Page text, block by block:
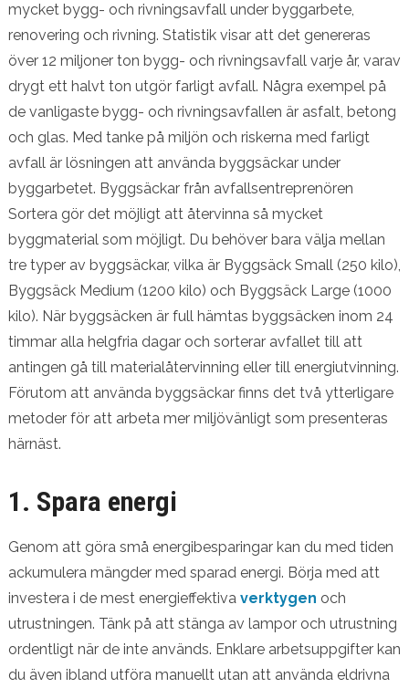
mycket bygg- och rivningsavfall under byggarbete,
renovering och rivning. Statistik visar att det genereras
över 12 miljoner ton bygg- och rivningsavfall varje år, varav
drygt ett halvt ton utgör farligt avfall. Några exempel på
de vanligaste bygg- och rivningsavfallen är asfalt, betong
och glas. Med tanke på miljön och riskerna med farligt
avfall är lösningen att använda byggsäckar under
byggarbetet. Byggsäckar från avfallsentreprenören
Sortera gör det möjligt att återvinna så mycket
byggmaterial som möjligt. Du behöver bara välja mellan
tre typer av byggsäckar, vilka är Byggsäck Small (250 kilo),
Byggsäck Medium (1200 kilo) och Byggsäck Large (1000
kilo). När byggsäcken är full hämtas byggsäcken inom 24
timmar alla helgfria dagar och sorterar avfallet till att
antingen gå till materialåtervinning eller till energiutvinning.
Förutom att använda byggsäckar finns det två ytterligare
metoder för att arbeta mer miljövänligt som presenteras
härnäst.
1. Spara energi
Genom att göra små energibesparingar kan du med tiden
ackumulera mängder med sparad energi. Börja med att
investera i de mest energieffektiva verktygen och
utrustningen. Tänk på att stänga av lampor och utrustning
ordentligt när de inte används. Enklare arbetsuppgifter kan
du även ibland utföra manuellt utan att använda eldrivna